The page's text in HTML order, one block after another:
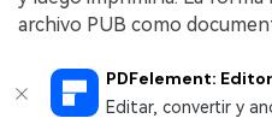
PDFelement:
Editar, convertir y
archivo PUB como
Para eso, abre
que quieres guardar
haz clic en el menú